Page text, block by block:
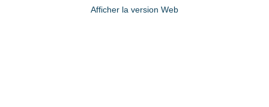
Afficher la version Web